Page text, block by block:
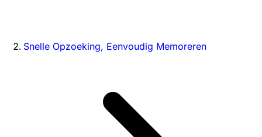
Snelle Opzoeking, Eenvoudig Memoreren